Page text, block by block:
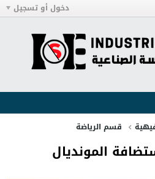
دخول أو تسجيل
قسم الرياضة
المونديال